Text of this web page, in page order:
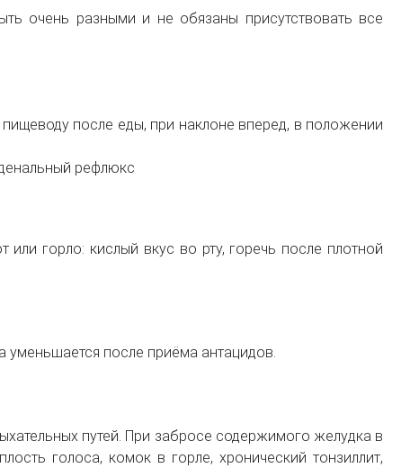
очень разными и не обязаны присутствовать все
после еды, при наклоне вперед, в положении
рефлюкс
горло: кислый вкус во рту, горечь после плотной
после приёма антацидов.
путей. При забросе содержимого желудка в
голоса, комок в горле, хронический тонзиллит,